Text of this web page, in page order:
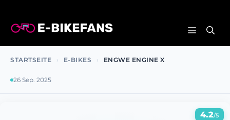
Inhalt
MENÜ
STARTSEITE › E-BIKES › ENGWE ENGINE X
26 Sep. 2025
4.2/5